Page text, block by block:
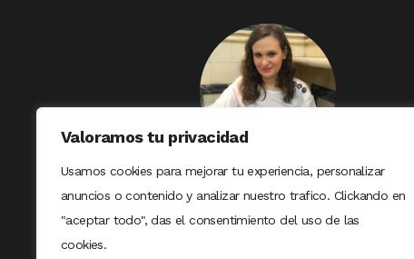
Valoramos tu privacidad
Usamos cookies para mejorar tu experiencia, personalizar
anuncios o contenido y analizar nuestro trafico. Clickando en
"aceptar todo", das el consentimiento del uso de las
cookies.